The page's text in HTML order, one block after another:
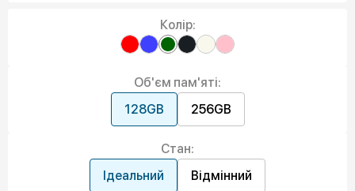
Колір:
Об'єм пам'яті:
128GB
256GB
Стан:
Ідеальний
Відмінний